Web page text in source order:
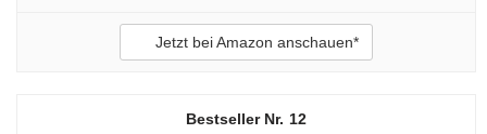
Jetzt bei Amazon anschauen*
12